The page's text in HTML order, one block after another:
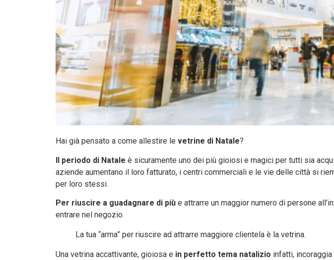
Hai già pensato a come allestire le vetrine di Natale?
Il periodo di Natale è sicuramente uno dei più gioiosi e magici per tutti sia
aziende aumentano il loro fatturato, i centri commerciali e le vie delle città si
per loro stessi.
Per riuscire a guadagnare di più e attrarre un maggior numero di persone
entrare nel negozio.
La tua “arma” per riuscire ad attrarre maggiore clientela è la vetrina.
Una vetrina accattivante, gioiosa e in perfetto tema natalizio infatti,